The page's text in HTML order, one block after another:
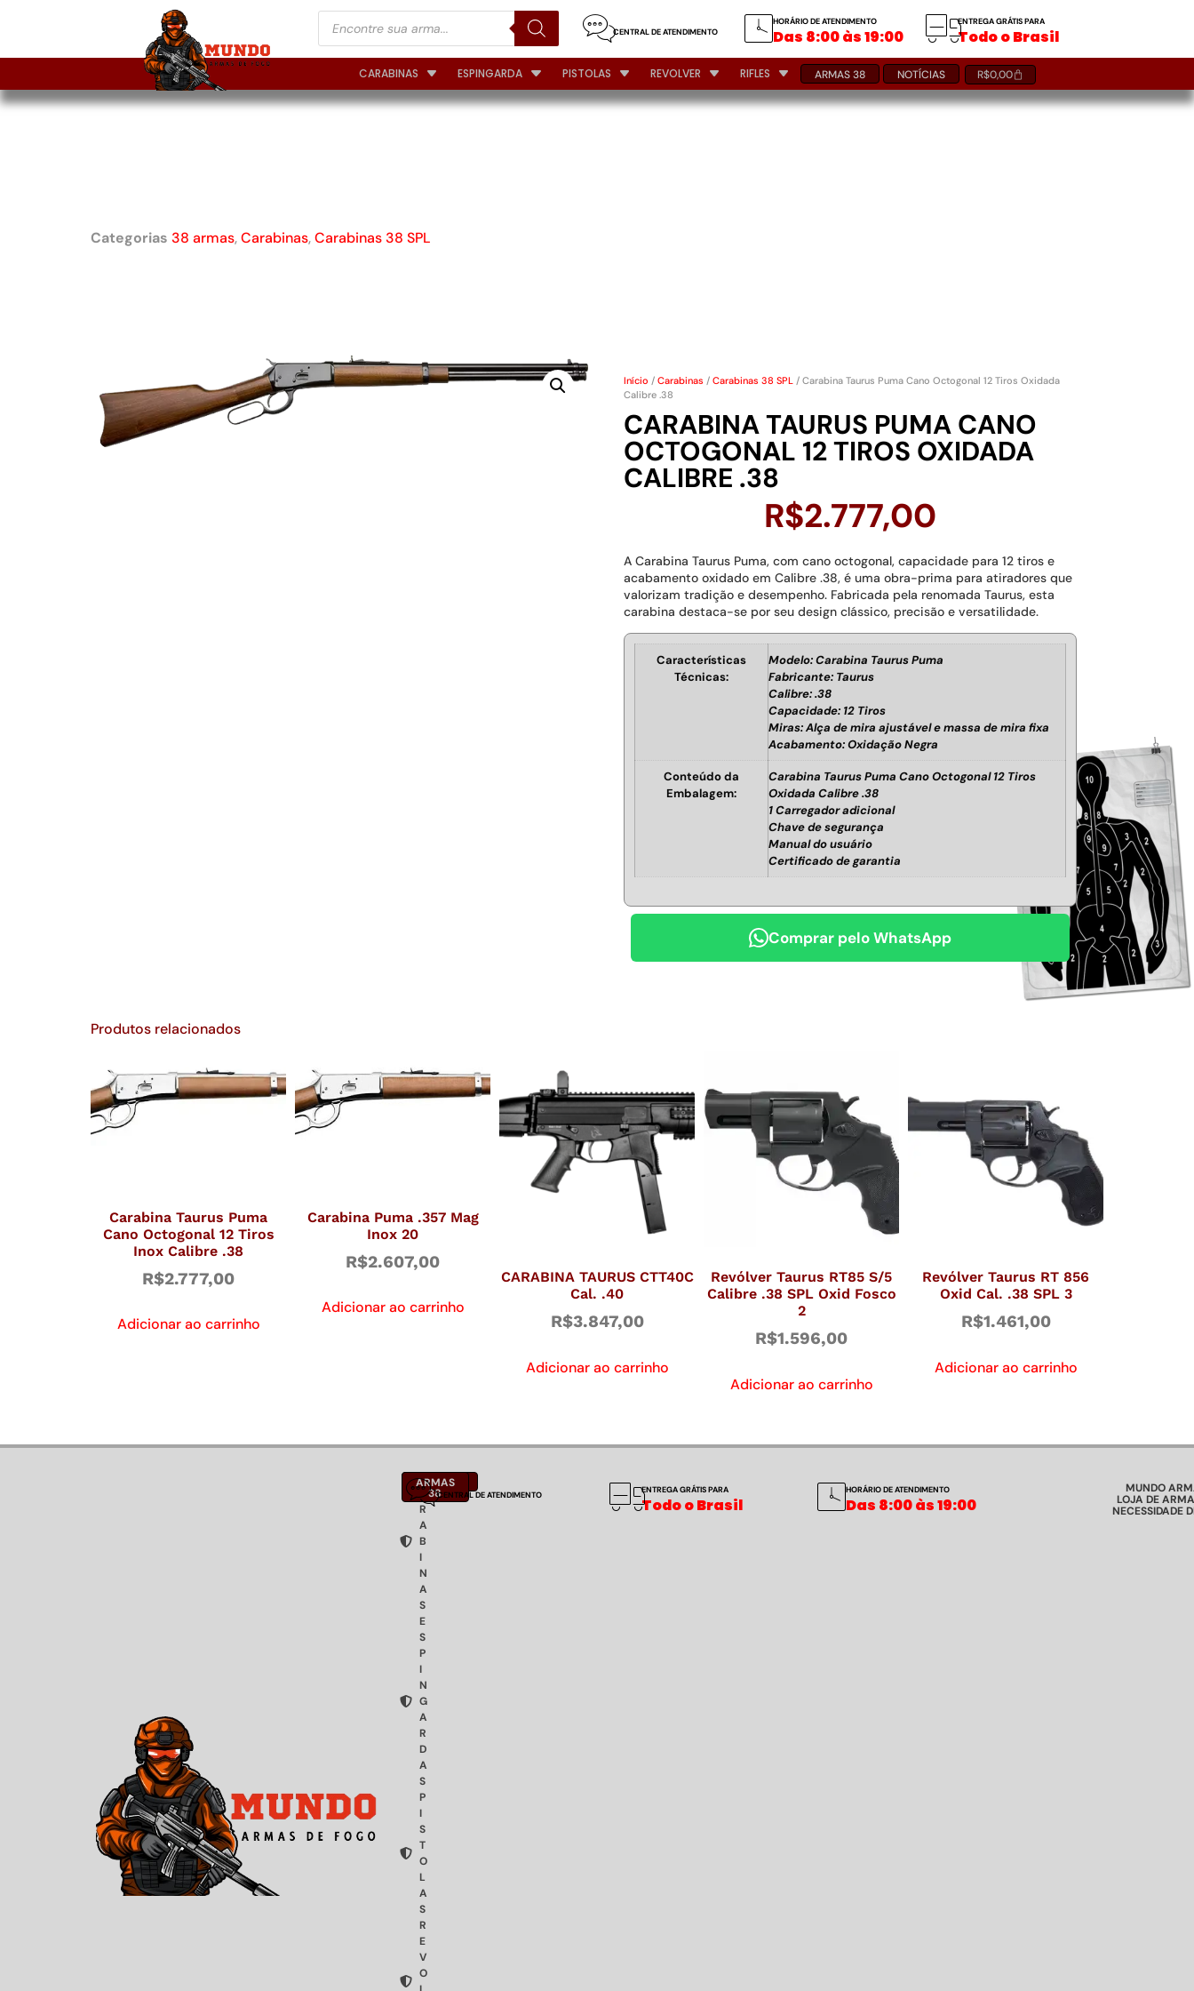
CENTRAL DE ATENDIMENTO
HORÁRIO DE ATENDIMENTO
Das 8:00 às 19:00
ENTREGA GRÁTIS PARA
Todo o Brasil
CARABINAS ESPINGARDA PISTOLAS REVOLVER RIFLES ARMAS 38 NOTÍCIAS R$0,00
Categorias 38 armas,Carabinas,Carabinas 38 SPL
Início / Carabinas / Carabinas 38 SPL / Carabina Taurus Puma Cano Octogonal 12 Tiros Oxidada
Calibre .38
CARABINA TAURUS PUMA CANO
OCTOGONAL 12 TIROS OXIDADA
CALIBRE .38
R$2.777,00
A Carabina Taurus Puma, com cano octogonal, capacidade para 12 tiros e
acabamento oxidado em Calibre .38, é uma obra-prima para atiradores que
valorizam tradição e desempenho. Fabricada pela renomada Taurus, esta
carabina destaca-se por seu design clássico, precisão e versatilidade.
Características
Técnicas:
Modelo: Carabina Taurus Puma
Fabricante: Taurus
Calibre: .38
Capacidade: 12 Tiros
Miras: Alça de mira ajustável e massa de mira fixa
Acabamento: Oxidação Negra
Conteúdo da
Embalagem:
Carabina Taurus Puma Cano Octogonal 12 Tiros
Oxidada Calibre .38
1 Carregador adicional
Chave de segurança
Manual do usuário
Certificado de garantia
Comprar pelo WhatsApp
Produtos relacionados
Carabina Taurus Puma
Cano Octogonal 12 Tiros
Inox Calibre .38
R$2.777,00
Adicionar ao carrinho
Carabina Puma .357 Mag
Inox 20
R$2.607,00
Adicionar ao carrinho
CARABINA TAURUS CTT40C
Cal. .40
R$3.847,00
Adicionar ao carrinho
Revólver Taurus RT85 S/5
Calibre .38 SPL Oxid Fosco
2
R$1.596,00
Adicionar ao carrinho
Revólver Taurus RT 856
Oxid Cal. .38 SPL 3
R$1.461,00
Adicionar ao carrinho
C
A
R
A
B
I
N
A
S
E
S
P
I
N
G
A
R
D
A
S
P
I
S
T
O
L
A
S
R
E
V
O
NOTÍCIAS
ARMAS
38CENTRAL DE ATENDIMENTO
ENTREGA GRÁTIS PARA
Todo o Brasil
HORÁRIO DE ATENDIMENTO
Das 8:00 às 19:00
MUNDO
LOJA DE
NECESSIDADE